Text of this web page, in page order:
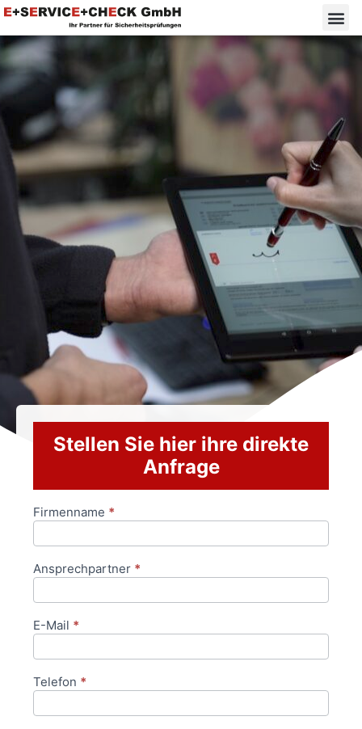
Stellen Sie hier ihre direkte
Anfrage
Anfrageformular
Firmenname *
Ansprechpartner *
E-Mail *
Telefon *